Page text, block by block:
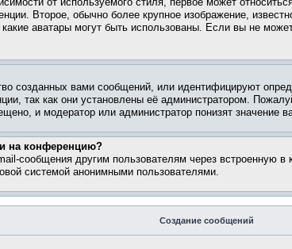
Второе, обычно более крупное изображение,
аватары могут быть использованы. Если вы не
созданных вами сообщений, или идентифицируют
так как они установлены её администратором.
и модератор или администратор понизят значение
на конференцию?
сообщения другим пользователям через
системой анонимными пользователями.
Создание сообщений